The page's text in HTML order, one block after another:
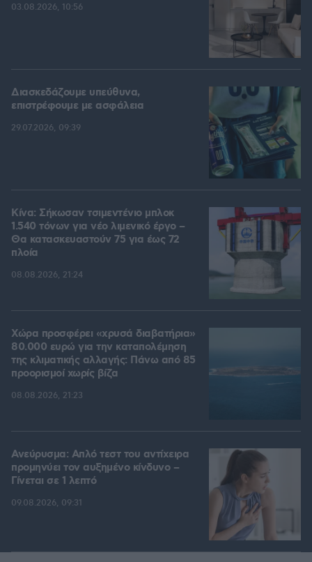
03.08.2026, 10:56
Διασκεδάζουμε υπεύθυνα,
επιστρέφουμε με ασφάλεια
29.07.2026, 09:39
Κίνα: Σήκωσαν τσιμεντένιο μπλοκ
1.540 τόνων για νέο λιμενικό έργο –
Θα κατασκευαστούν 75 για έως 72
πλοία
08.08.2026, 21:24
Χώρα προσφέρει «χρυσά διαβατήρια»
80.000 ευρώ για την καταπολέμηση
της κλιματικής αλλαγής: Πάνω από 85
προορισμοί χωρίς βίζα
08.08.2026, 21:23
Ανεύρυσμα: Απλό τεστ του αντίχειρα
προμηνύει τον αυξημένο κίνδυνο –
Γίνεται σε 1 λεπτό
09.08.2026, 09:31